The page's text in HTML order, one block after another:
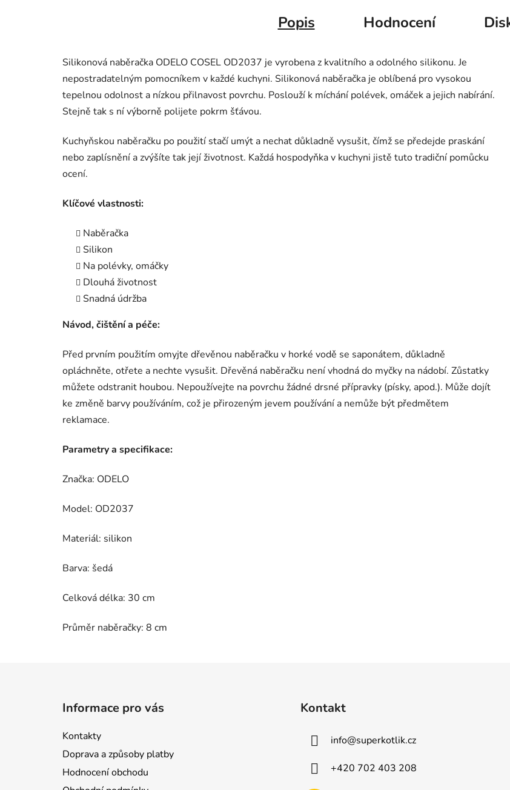
Popis Hodnocení
Silikonová naběračka ODELO COSEL OD2037 je vyrobena z kvalitního a odolného silikonu. Je
nepostradatelným pomocníkem v každé kuchyni. Silikonová naběračka je oblíbená pro vysokou
tepelnou odolnost a nízkou přilnavost povrchu. Poslouží k míchání polévek, omáček a jejich nabírání.
Stejně tak s ní výborně polijete pokrm šťávou.
Kuchyňskou naběračku po použití stačí umýt a nechat důkladně vysušit, čímž se předejde praskání
nebo zaplísnění a zvýšíte tak její životnost. Každá hospodyňka v kuchyni jistě tuto tradiční pomůcku
ocení.
Klíčové vlastnosti:
Naběračka
Silikon
Na polévky, omáčky
Dlouhá životnost
Snadná údržba
Návod, čištění a péče:
Před prvním použitím omyjte dřevěnou naběračku v horké vodě se saponátem, důkladně
opláchněte, otřete a nechte vysušit. Dřevěná naběračku není vhodná do myčky na nádobí. Zůstatky
můžete odstranit houbou. Nepoužívejte na povrchu žádné drsné přípravky (písky, apod.). Může dojít
ke změně barvy používáním, což je přirozeným jevem používání a nemůže být předmětem
reklamace.
Parametry a specifikace:
Značka: ODELO
Model: OD2037
Materiál: silikon
Barva: šedá
Celková délka: 30 cm
Průměr naběračky: 8 cm
Informace pro vás
Kontakty
Doprava a způsoby platby
Hodnocení obchodu
Kontakt
info@superkotlik.cz
+420 702 403 208